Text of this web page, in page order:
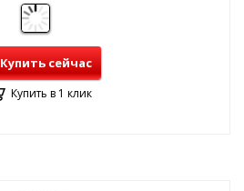
Купить сейчас
Купить в 1 клик